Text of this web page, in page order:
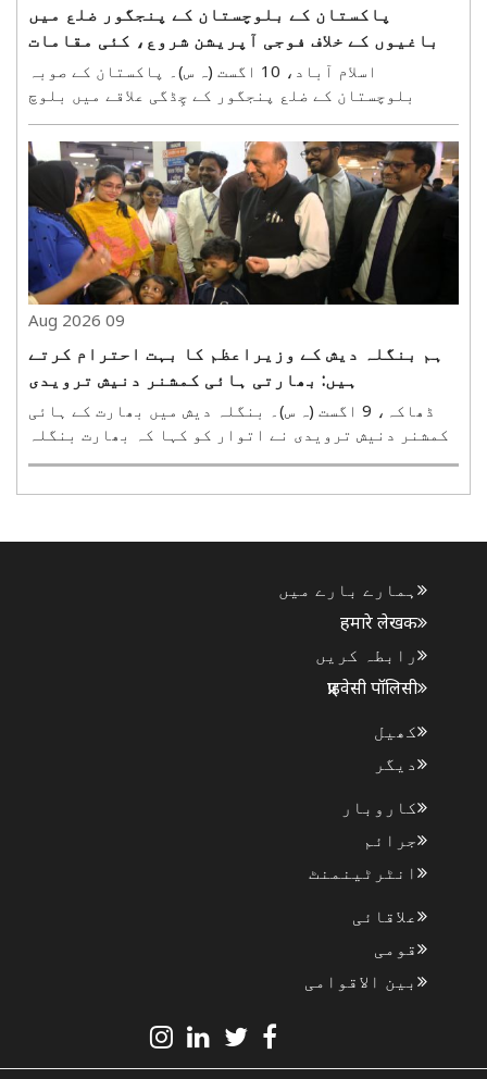
پاکستان کے بلوچستان کے پنجگور ضلع میں
باغیوں کے خلاف فوجی آپریشن شروع، کئی مقامات
پر دھماکے، کوئٹہ میں پولیس اہلکاروں کے
ہتھیار لوٹ لیے گئے
اسلام آباد، 10 اگست (ہ س)۔ پاکستان کے صوبہ
بلوچستان کے ضلع پنجگور کے چِڈگی علاقے میں بلوچ
ہیں۔ اس دوران مختلف مقامات پر مارٹر گولے داغے
جانے اور کئی مقامات پر زوردار دھماکوں کی بھی
خبریں سامنے ..
09 Aug 2026
ہم بنگلہ دیش کے وزیراعظم کا بہت احترام کرتے
ہیں: بھارتی ہائی کمشنر دنیش ترویدی
ڈھاکہ، 9 اگست (ہ س)۔ بنگلہ دیش میں بھارت کے ہائی
کمشنر دنیش ترویدی نے اتوار کو کہا کہ بھارت بنگلہ
ہمارے بارے میں
हमारे लेखक
رابطہ کریں
प्राइवेसी पॉलिसी
کھیل
دیگر
کاروبار
جرائم
انٹرٹینمنٹ
علاقائی
قومی
بین الاقوامی